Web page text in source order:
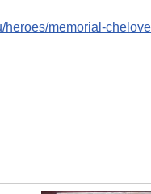
heroes/memorial-